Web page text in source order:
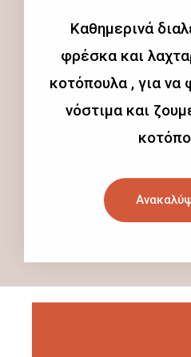
Καθημερινά
φρέσκα και
κοτόπουλα , για να
νόστιμα και